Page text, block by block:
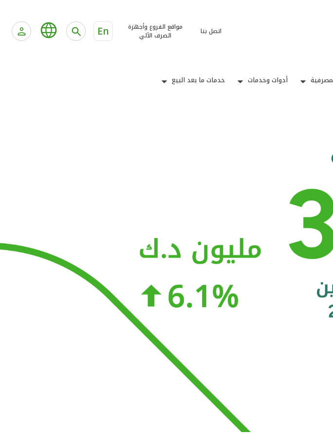
اتصل بنا
مواقع الفروع وأجهزة
الصرف الآلي
En
أدوات وخدمات خدمات ما بعد البيع